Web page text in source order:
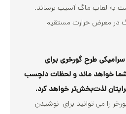
آسیب برساند.
مستقیم
گورخری برای
و لحظات دلچسب
خواهد کرد.
برای نوشیدن